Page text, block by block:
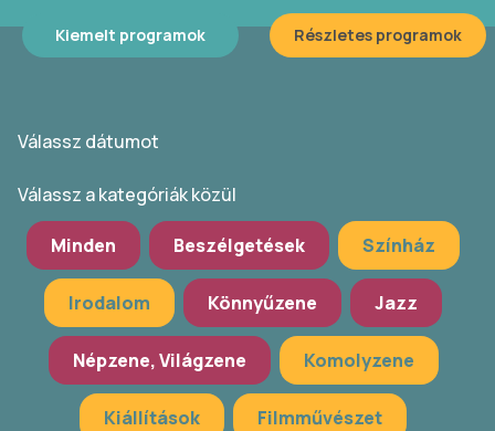
Kiemelt programok Részletes programok
Válassz dátumot
Válassz a kategóriák közül
Minden Beszélgetések Színház
Irodalom Könnyűzene Jazz
Népzene, Világzene Komolyzene
Kiállítások Filmművészet